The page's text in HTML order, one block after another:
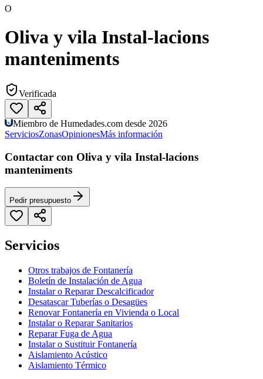
O
Oliva y vila Instal-lacions
manteniments
Verificada
Miembro de Humedades.com desde 2026
ServiciosZonasOpinionesMás información
Contactar con Oliva y vila Instal-lacions
manteniments
Pedir presupuesto
Servicios
Otros trabajos de Fontanería
Boletín de Instalación de Agua
Instalar o Reparar Descalcificador
Desatascar Tuberías o Desagües
Renovar Fontanería en Vivienda o Local
Instalar o Reparar Sanitarios
Reparar Fuga de Agua
Instalar o Sustituir Fontanería
Aislamiento Acústico
Aislamiento Térmico